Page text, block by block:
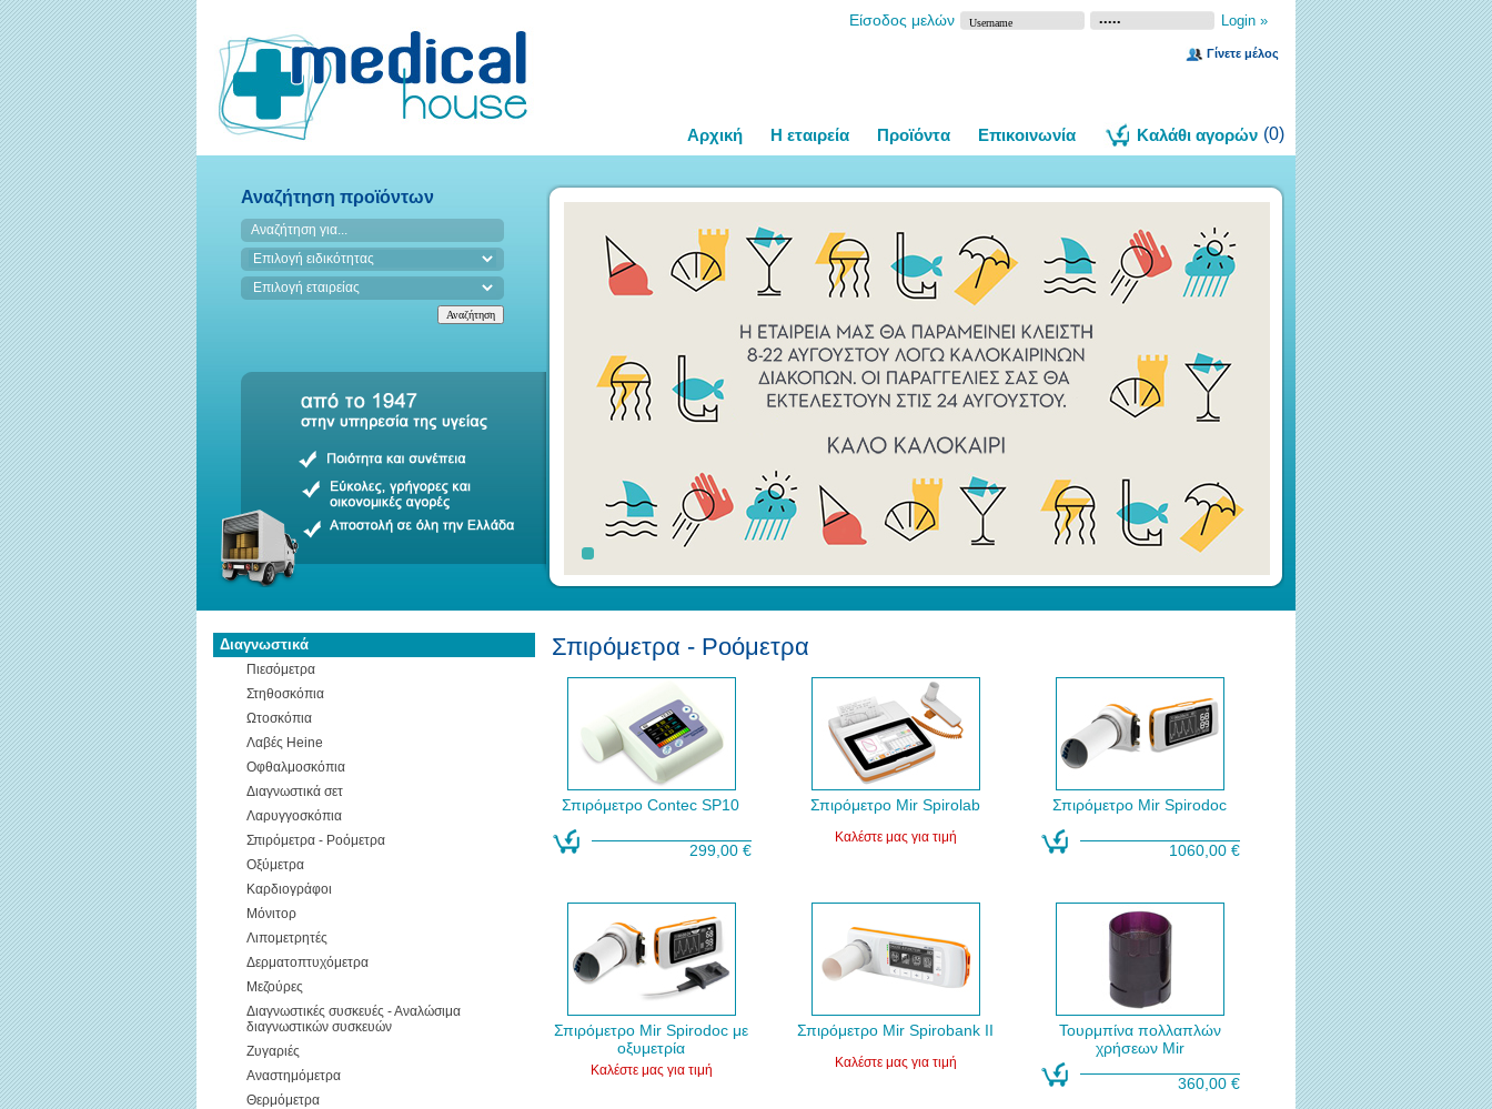
Είσοδος μελών
Γίνετε μέλος
Αρχική Η εταιρεία Προϊόντα Επικοινωνία Καλάθι αγορών (0)
Αναζήτηση προϊόντων
Διαγνωστικά
Πιεσόμετρα
Στηθοσκόπια
Ωτοσκόπια
Λαβές Heine
Οφθαλμοσκόπια
Διαγνωστικά σετ
Λαρυγγοσκόπια
Σπιρόμετρα - Ροόμετρα
Οξύμετρα
Καρδιογράφοι
Μόνιτορ
Λιπομετρητές
Δερματοπτυχόμετρα
Μεζούρες
Διαγνωστικές συσκευές - Αναλώσιμα
διαγνωστικών συσκευών
Ζυγαριές
Αναστημόμετρα
Θερμόμετρα
Σπιρόμετρα - Ροόμετρα
Σπιρόμετρο Contec SP10
299,00 €
Σπιρόμετρο Mir Spirolab
Καλέστε μας για τιμή
Σπιρόμετρο Mir Spirodoc
1060,00 €
Σπιρόμετρο Mir Spirodoc με
οξυμετρία
Καλέστε μας για τιμή
Σπιρόμετρο Mir Spirobank II
Καλέστε μας για τιμή
Τουρμπίνα πολλαπλών
χρήσεων Mir
360,00 €